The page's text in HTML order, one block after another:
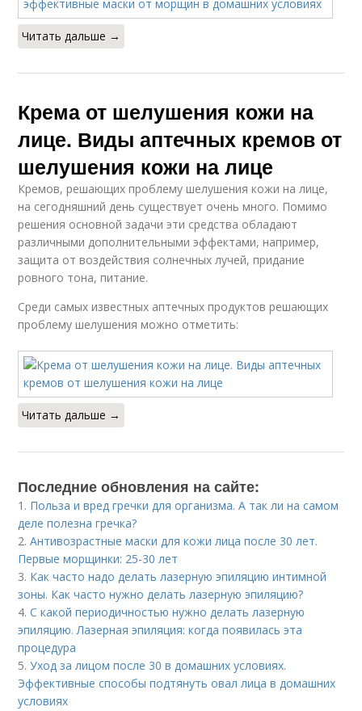
Читать дальше →
Крема от шелушения кожи на
лице. Виды аптечных кремов от
шелушения кожи на лице
Кремов, решающих проблему шелушения кожи на лице,
на сегодняшний день существует очень много. Помимо
решения основной задачи эти средства обладают
различными дополнительными эффектами, например,
защита от воздействия солнечных лучей, придание
ровного тона, питание.
Среди самых известных аптечных продуктов решающих
проблему шелушения можно отметить:
Читать дальше →
Последние обновления на сайте:
1. Польза и вред гречки для организма. А так ли на самом
деле полезна гречка?
2.Антивозрастные маски для кожи лица после 30 лет.
Первые морщинки: 25-30 лет
3. Как часто надо делать лазерную эпиляцию интимной
зоны. Как часто нужно делать лазерную эпиляцию?
4.С какой периодичностью нужно делать лазерную
эпиляцию. Лазерная эпиляция: когда появилась эта
процедура
5.Уход за лицом после 30 в домашних условиях.
Эффективные способы подтянуть овал лица в домашних
условиях